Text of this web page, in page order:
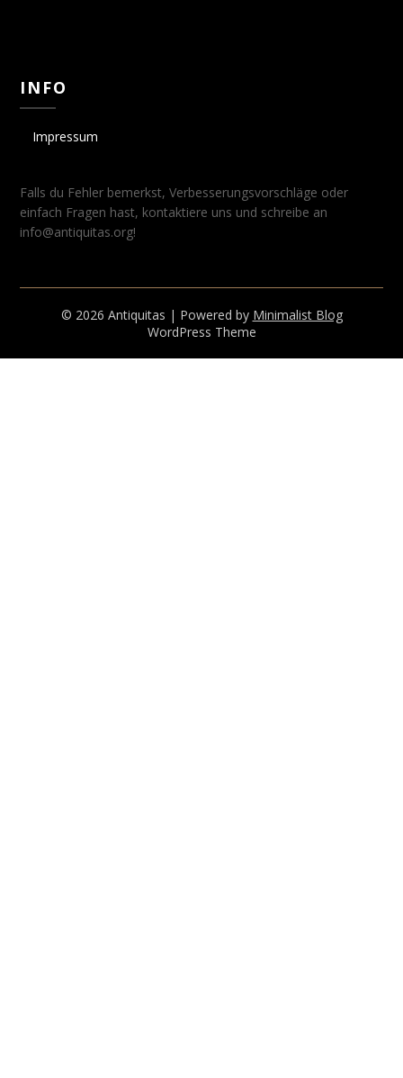
INFO
Impressum
Falls du Fehler bemerkst, Verbesserungsvorschläge oder
einfach Fragen hast, kontaktiere uns und schreibe an
info@antiquitas.org!
© 2026 Antiquitas | Powered by Minimalist Blog
WordPress Theme